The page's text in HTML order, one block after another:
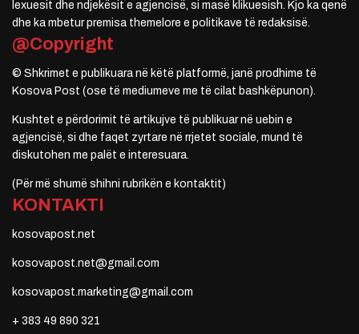
lexuesit dhe ndjekësit e agjencisë, si masë klikuesish. Kjo ka qenë
dhe ka mbetur premisa themelore e politikave të redaksisë.
@Copyright
© Shkrimet e publikuara në këtë platformë, janë prodhime të
Kosova Post (ose të mediumeve me të cilat bashkëpunon).
Kushtet e përdorimit të artikujve të publikuar në uebin e
agjencisë, si dhe faqet zyrtare në rrjetet sociale, mund të
diskutohen me palët e interesuara.
(Për më shumë shihni rubrikën e kontaktit)
KONTAKTI
kosovapost.net
kosovapost.net@gmail.com
kosovapost.marketing@gmail.com
+ 383 49 890 321